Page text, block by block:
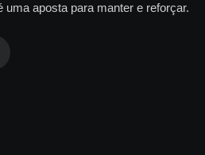
uma aposta para manter e reforçar.